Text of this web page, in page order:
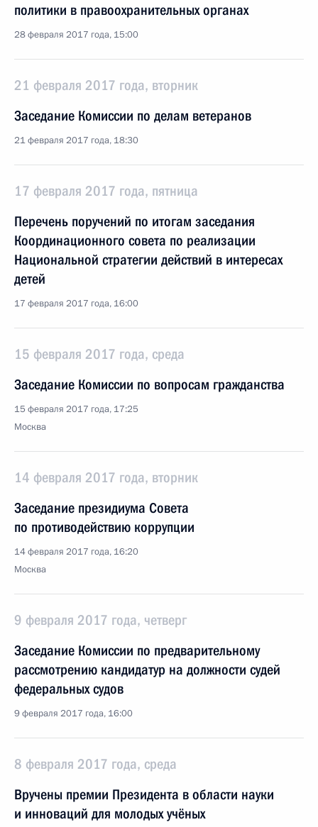
политики в правоохранительных органах
28 февраля 2017 года, 15:00
21 февраля 2017 года, вторник
Заседание Комиссии по делам ветеранов
21 февраля 2017 года, 18:30
17 февраля 2017 года, пятница
Перечень поручений по итогам заседания
Координационного совета по реализации
Национальной стратегии действий в интересах
детей
17 февраля 2017 года, 16:00
15 февраля 2017 года, среда
Заседание Комиссии по вопросам гражданства
15 февраля 2017 года, 17:25
Москва
14 февраля 2017 года, вторник
Заседание президиума Совета
по противодействию коррупции
14 февраля 2017 года, 16:20
Москва
9 февраля 2017 года, четверг
Заседание Комиссии по предварительному
рассмотрению кандидатур на должности судей
федеральных судов
9 февраля 2017 года, 16:00
8 февраля 2017 года, среда
Вручены премии Президента в области науки
и инноваций для молодых учёных